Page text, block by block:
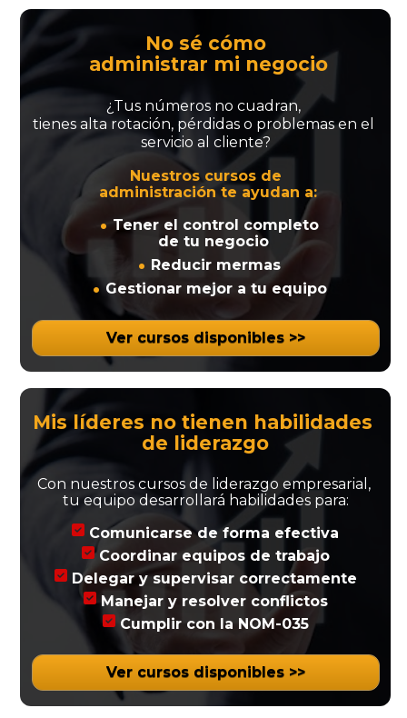
No sé cómo
administrar mi negocio
¿Tus números no cuadran,
tienes alta rotación, pérdidas o problemas en el
servicio al cliente?
Nuestros cursos de
administración te ayudan a:
Tener el control completo
de tu negocio
Reducir mermas
Gestionar mejor a tu equipo
Ver cursos disponibles >>
Mis líderes no tienen habilidades
de liderazgo
Con nuestros cursos de liderazgo empresarial,
tu equipo desarrollará habilidades para:
Comunicarse de forma efectiva
Coordinar equipos de trabajo
Delegar y supervisar correctamente
Manejar y resolver conflictos
Cumplir con la NOM-035
Ver cursos disponibles >>